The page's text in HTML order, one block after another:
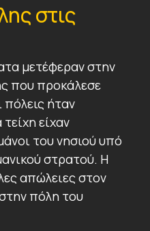
στις
μετέφεραν στην
που προκάλεσε
πόλεις ήταν
είχαν
του νησιού υπό
στρατού. Η
απώλειες στον
πόλη του